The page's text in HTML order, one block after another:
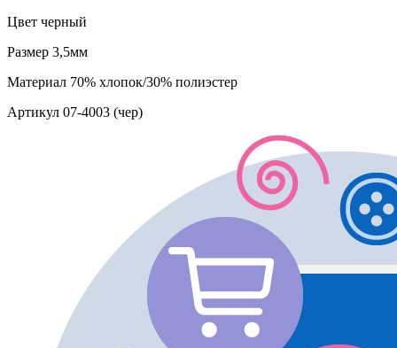
Цвет черный
Размер 3,5мм
Материал 70% хлопок/30% полиэстер
Артикул 07-4003 (чер)